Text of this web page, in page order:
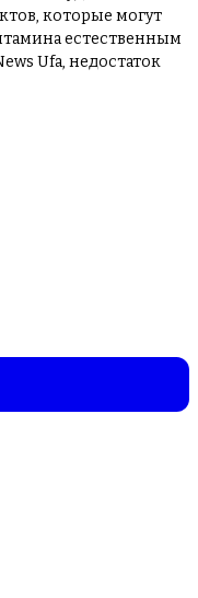
которые могут
естественным
Ufa, недостаток